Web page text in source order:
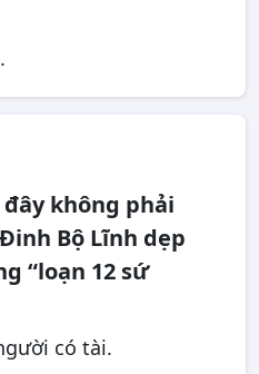
không phải
Bộ Lĩnh dẹp
“loạn 12 sứ
có tài.